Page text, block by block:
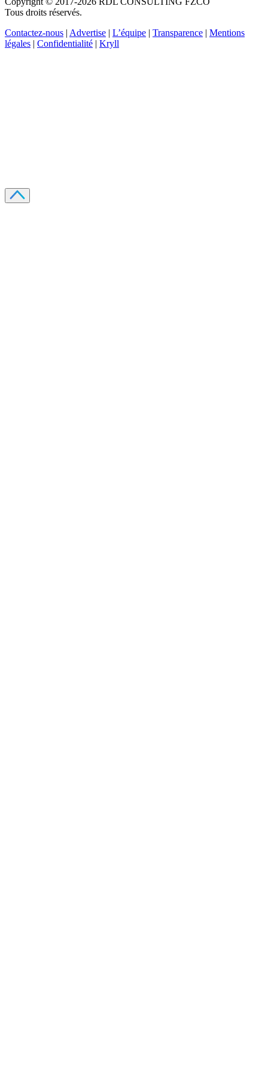
Tous droits réservés.
Contactez-nous | Advertise | L’équipe | Transparence | Mentions
légales | Confidentialité | Kryll